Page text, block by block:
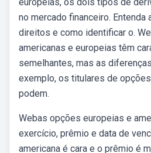
no mercado financeiro. Entenda
direitos e como identificar o.
americanas e europeias têm
semelhantes, mas as
exemplo, os titulares de
podem.
Webas opções europeias e
exercício, prêmio e data de
americana é cara e o prêmio é